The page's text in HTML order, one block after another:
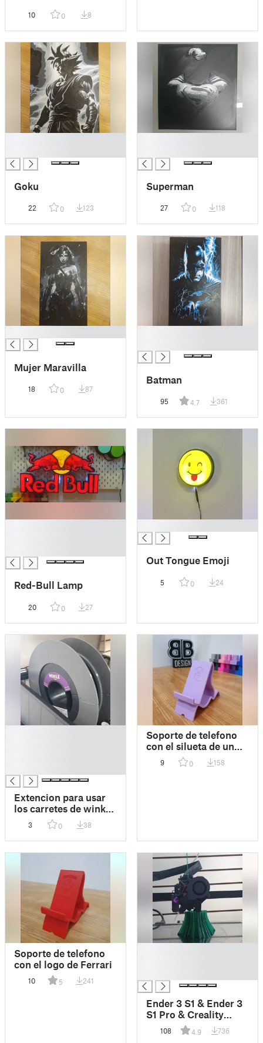
10 0 8
Goku
22 0 123
Superman
27 0 118
Mujer Maravilla
18 0 87
Batman
95 4.7 361
Red-Bull Lamp
20 0 27
Out Tongue Emoji
5 0 24
Extencion para usar
los carretes de winkle
de 300gr
3 0 38
Soporte de telefono
con el silueta de un
perro
9 0 158
Soporte de telefono
con el logo de Ferrari
10 5 241
Ender 3 S1 & Ender 3
S1 Pro & Creality
Sprite Extruder 5015
part cooling
108 4.9 736